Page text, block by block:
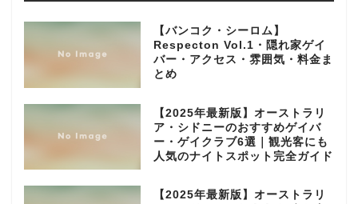
【バンコク・シーロム】
Respecton Vol.1・隠れ家ゲイ
バー・アクセス・雰囲気・料金ま
とめ
【2025年最新版】オーストラリ
ア・シドニーのおすすめゲイバ
ー・ゲイクラブ6選｜観光客にも
人気のナイトスポット完全ガイド
【2025年最新版】オーストラリ